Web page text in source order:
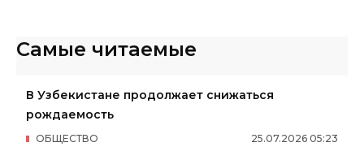
Самые читаемые
В Узбекистане продолжает снижаться
рождаемость
25.07.2026 05:23
ОБЩЕСТВО